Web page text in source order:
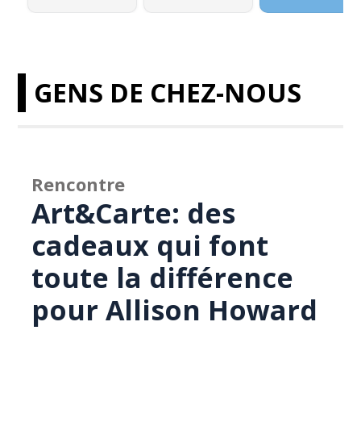
GENS DE CHEZ-NOUS
Rencontre
Art&Carte: des
cadeaux qui font
toute la différence
pour Allison Howard